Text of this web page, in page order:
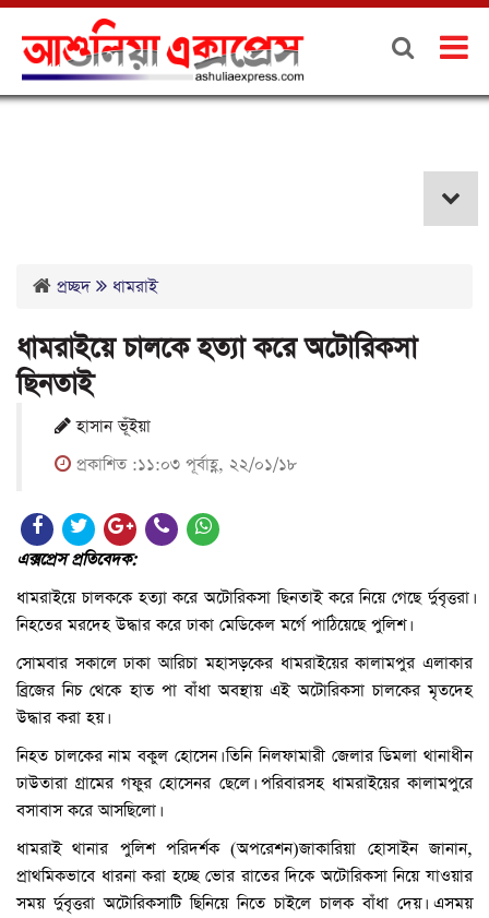
প্রচ্ছদ ধামরাই
ধামরাইয়ে চালকে হত্যা করে অটোরিকসা
ছিনতাই
হাসান ভূঁইয়া
প্রকাশিত :১১:০৩ পূর্বাহ্ণ, ২২/০১/১৮
এক্সপ্রেস প্রতিবেদক:
ধামরাইয়ে চালককে হত্যা করে অটোরিকসা ছিনতাই করে নিয়ে গেছে র্দুবৃত্তরা।
নিহতের মরদেহ উদ্ধার করে ঢাকা মেডিকেল মর্গে পাঠিয়েছে পুলিশ।
সোমবার সকালে ঢাকা আরিচা মহাসড়কের ধামরাইয়ের কালামপুর এলাকার
ব্রিজের নিচ থেকে হাত পা বাঁধা অবস্থায় এই অটোরিকসা চালকের মৃতদেহ
উদ্ধার করা হয়।
নিহত চালকের নাম বকুল হোসেন। তিনি নিলফামারী জেলার ডিমলা থানাধীন
ঢাউতারা গ্রামের গফুর হোসেনর ছেলে। পরিবারসহ ধামরাইয়ের কালামপুরে
বসাবাস করে আসছিলো।
ধামরাই থানার পুলিশ পরিদর্শক (অপরেশন)জাকারিয়া হোসাইন জানান,
প্রাথমিকভাবে ধারনা করা হচ্ছে ভোর রাতের দিকে অটোরিকসা নিয়ে যাওয়ার
সময় র্দুবৃত্তরা অটোরিকসাটি ছিনিয়ে নিতে চাইলে চালক বাঁধা দেয়। এসময়